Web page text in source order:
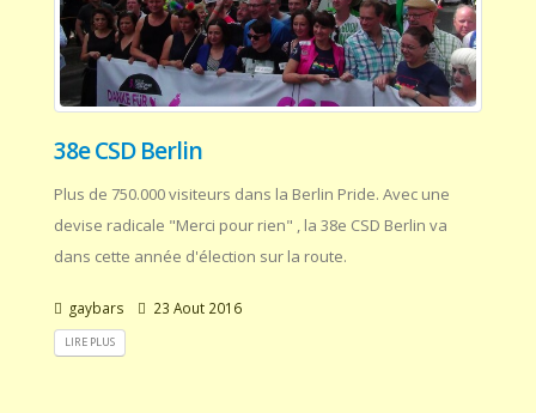
38e CSD Berlin
Plus de 750.000 visiteurs dans la Berlin Pride. Avec une
devise radicale "Merci pour rien" , la 38e CSD Berlin va
dans cette année d'élection sur la route.
gaybars 23 Aout 2016
LIRE PLUS